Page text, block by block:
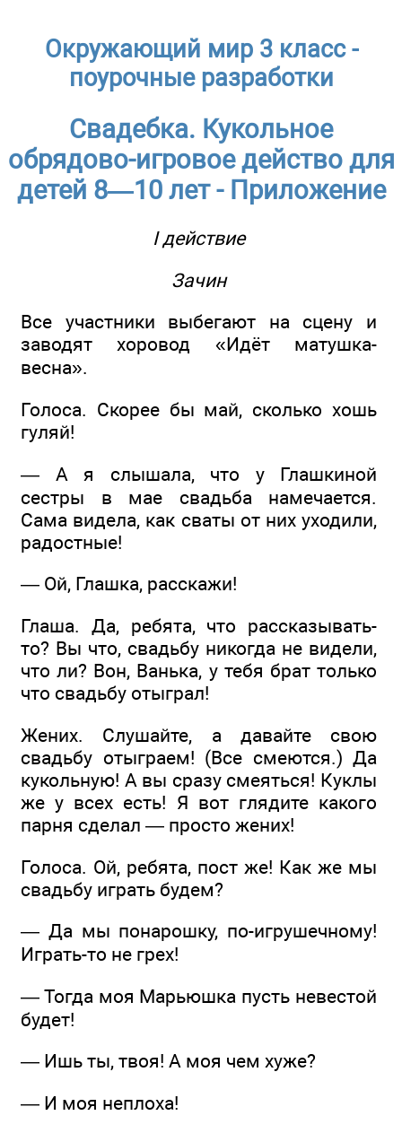
Окружающий мир 3 класс -
поурочные разработки
Свадебка. Кукольное
обрядово-игровое действо для
детей 8—10 лет - Приложение
I действие
Зачин
Все участники выбегают на сцену и
заводят хоровод «Идёт матушка-
весна».
Голоса. Скорее бы май, сколько хошь
гуляй!
— А я слышала, что у Глашкиной
сестры в мае свадьба намечается.
Сама видела, как сваты от них уходили,
радостные!
— Ой, Глашка, расскажи!
Глаша. Да, ребята, что рассказывать-
то? Вы что, свадьбу никогда не видели,
что ли? Вон, Ванька, у тебя брат только
что свадьбу отыграл!
Жених. Слушайте, а давайте свою
свадьбу отыграем! (Все смеются.) Да
кукольную! А вы сразу смеяться! Куклы
же у всех есть! Я вот глядите какого
парня сделал — просто жених!
Голоса. Ой, ребята, пост же! Как же мы
свадьбу играть будем?
— Да мы понарошку, по-игрушечному!
Играть-то не грех!
— Тогда моя Марьюшка пусть невестой
будет!
— Ишь ты, твоя! А моя чем хуже?
— И моя неплоха!